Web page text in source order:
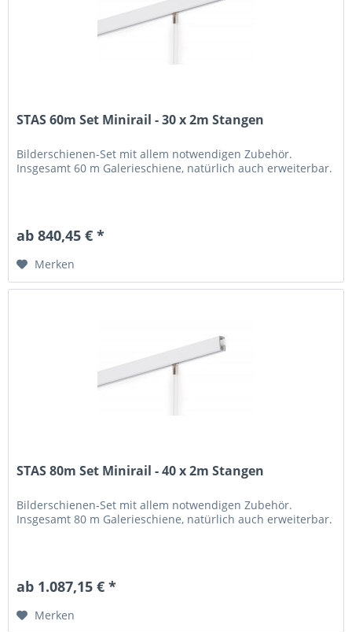
STAS 60m Set Minirail - 30 x 2m Stangen
Bilderschienen-Set mit allem notwendigen Zubehör.
Insgesamt 60 m Galerieschiene, natürlich auch erweiterbar.
ab 840,45 € *
Merken
STAS 80m Set Minirail - 40 x 2m Stangen
Bilderschienen-Set mit allem notwendigen Zubehör.
Insgesamt 80 m Galerieschiene, natürlich auch erweiterbar.
ab 1.087,15 € *
Merken